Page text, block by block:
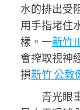
水的排出受
用手指堵住
樣。一新竹
會搾取視神
損新竹 公教
青光眼